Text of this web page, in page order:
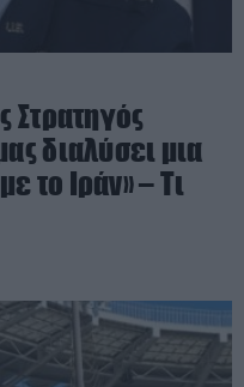
Στρατηγός
διαλύσει μια
το Ιράν» – Τι